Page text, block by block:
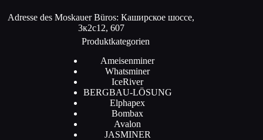
Adresse des Moskauer Büros: Каширское шоссе,
3к2с12, 607
Produktkategorien
Ameisenminer
Whatsminer
IceRiver
BERGBAU-LÖSUNG
Elphapex
Bombax
Avalon
JASMINER